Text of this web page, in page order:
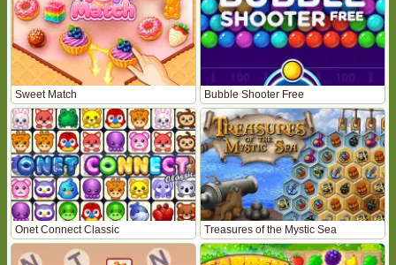
Sweet Match Bubble Shooter Free
Onet Connect Classic Treasures of the Mystic Sea